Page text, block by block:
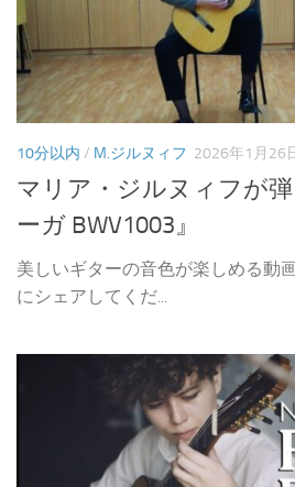
10分以内 / M.ジルヌィフ 2026年1月26
マリア・ジルヌィフが
ーガ BWV1003』
美しいギターの音色が楽しめる動
にシェアしてくだ...